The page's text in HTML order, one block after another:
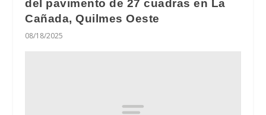
del pavimento de 27 cuadras en La
Cañada, Quilmes Oeste
08/18/2025